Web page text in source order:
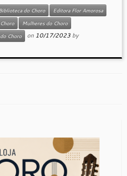
do Choro
Editora Flor Amorosa
Mulheres do Choro
Choro on 10/17/2023 by